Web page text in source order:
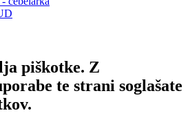
piškotke. Z
te strani soglašate